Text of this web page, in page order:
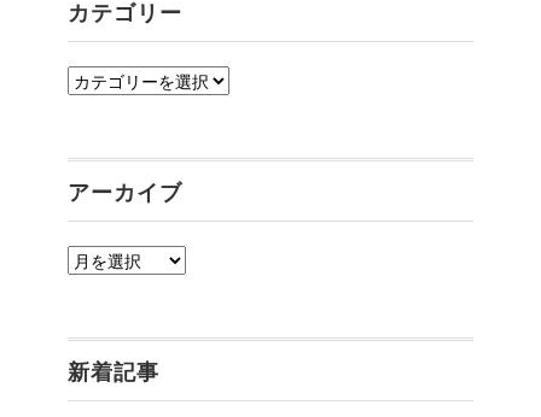
カテゴリー
カ
ー
アーカイブ
ア
ブ
新着記事